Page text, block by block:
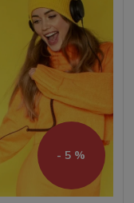
- 5 %